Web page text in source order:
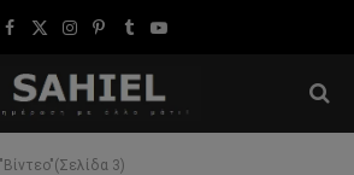
Facebook
X
Instagram
Pinterest
TumblrYouTube
3)